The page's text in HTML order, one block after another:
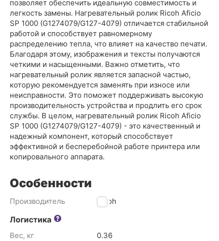
позволяет обеспечить идеальную совместимость и
легкость замены. Нагревательный ролик Ricoh Aficio
SP 1000 (G1274079/G127-4079) отличается стабильной
работой и способствует равномерному
распределению тепла, что влияет на качество печати.
Благодаря этому, изображения и тексты получаются
четкими и насыщенными. Важно отметить, что
нагревательный ролик является запасной частью,
которую рекомендуется заменять при износе или
неисправности. Это поможет поддерживать высокую
производительность устройства и продлить его срок
службы. В целом, нагревательный ролик Ricoh Aficio
SP 1000 (G1274079/G127-4079) - это качественный и
надежный компонент, который способствует
эффективной и бесперебойной работе принтера или
копировального аппарата.
Особенности
Производитель Ricoh
Логистика
Вес, кг
0.36